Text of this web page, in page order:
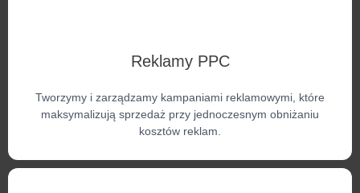
Reklamy PPC
Tworzymy i zarządzamy kampaniami reklamowymi, które
maksymalizują sprzedaż przy jednoczesnym obniżaniu
kosztów reklam.